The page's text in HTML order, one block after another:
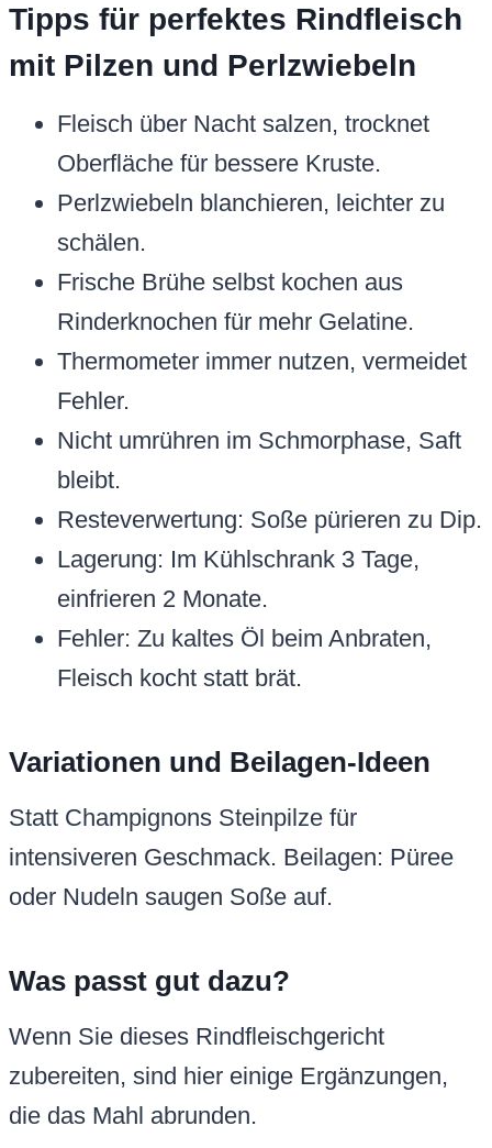
Tipps für perfektes Rindfleisch
mit Pilzen und Perlzwiebeln
Fleisch über Nacht salzen, trocknet
Oberfläche für bessere Kruste.
Perlzwiebeln blanchieren, leichter zu
schälen.
Frische Brühe selbst kochen aus
Rinderknochen für mehr Gelatine.
Thermometer immer nutzen, vermeidet
Fehler.
Nicht umrühren im Schmorphase, Saft
bleibt.
Resteverwertung: Soße pürieren zu Dip.
Lagerung: Im Kühlschrank 3 Tage,
einfrieren 2 Monate.
Fehler: Zu kaltes Öl beim Anbraten,
Fleisch kocht statt brät.
Variationen und Beilagen-Ideen
Statt Champignons Steinpilze für
intensiveren Geschmack. Beilagen: Püree
oder Nudeln saugen Soße auf.
Was passt gut dazu?
Wenn Sie dieses Rindfleischgericht
zubereiten, sind hier einige Ergänzungen,
die das Mahl abrunden.